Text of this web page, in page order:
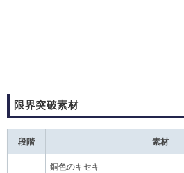
限界突破素材
段階 素材
銅色のキセキ